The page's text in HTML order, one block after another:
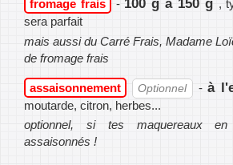
fromage frais - 100 g à 150 g ,
sera parfait
mais aussi du Carré Frais, Madame
de fromage frais
assaisonnement Optionnel -à
moutarde, citron, herbes...
optionnel, si tes maquereaux
assaisonnés !